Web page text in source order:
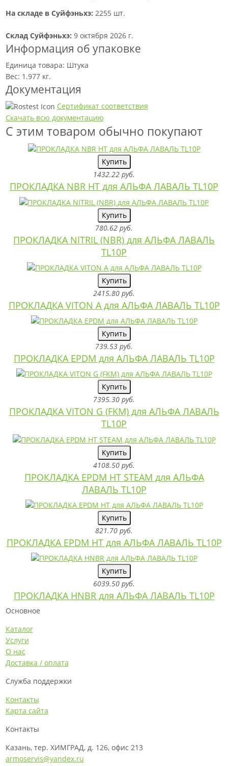
На складе в Суйфэньхэ: 2255 шт.
Склад Суйфэньхэ: 9 октября 2026 г.
Информация об упаковке
Единица товара: Штука
Вес: 1.977 кг.
Документация
Сертификат соответствия
Скачать всю документацию
С этим товаром обычно покупают
Купить
1432.22 руб.
ПРОКЛАДКА NBR HT для АЛЬФА ЛАВАЛЬ TL10P
Купить
780.62 руб.
ПРОКЛАДКА NITRIL (NBR) для АЛЬФА ЛАВАЛЬ
TL10P
Купить
2415.80 руб.
ПРОКЛАДКА VITON A для АЛЬФА ЛАВАЛЬ TL10P
Купить
739.53 руб.
ПРОКЛАДКА EPDM для АЛЬФА ЛАВАЛЬ TL10P
Купить
7395.30 руб.
ПРОКЛАДКА VITON G (FKM) для АЛЬФА ЛАВАЛЬ
TL10P
Купить
4108.50 руб.
ПРОКЛАДКА EPDM HT STEAM для АЛЬФА
ЛАВАЛЬ TL10P
Купить
821.70 руб.
ПРОКЛАДКА EPDM HT для АЛЬФА ЛАВАЛЬ TL10P
Купить
6039.50 руб.
ПРОКЛАДКА HNBR для АЛЬФА ЛАВАЛЬ TL10P
Основное
Каталог
Услуги
О нас
Доставка / оплата
Служба поддержки
Контакты
Карта сайта
Контакты
Казань, тер. ХИМГРАД, д. 126, офис 213
armoservis@yandex.ru